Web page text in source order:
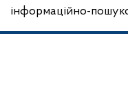
інформаційно-